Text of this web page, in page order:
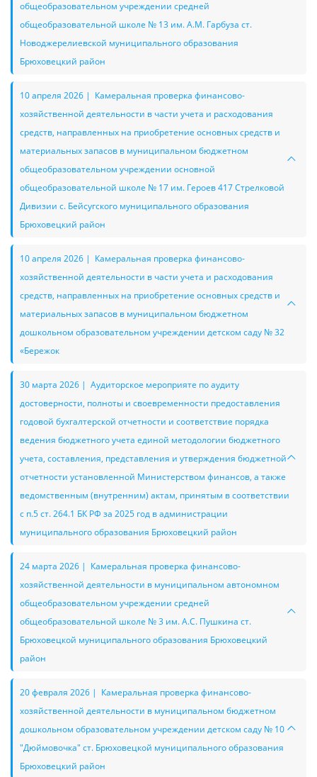
общеобразовательном учреждении средней
общеобразовательной школе № 13 им. А.М. Гарбуза ст.
Новоджерелиевской муниципального образования
Брюховецкий район
10 апреля 2026 | Камеральная проверка финансово-
хозяйственной деятельности в части учета и расходования
средств, направленных на приобретение основных средств и
материальных запасов в муниципальном бюджетном
общеобразовательном учреждении основной
общеобразовательной школе № 17 им. Героев 417 Стрелковой
Дивизии с. Бейсугского муниципального образования
Брюховецкий район
10 апреля 2026 | Камеральная проверка финансово-
хозяйственной деятельности в части учета и расходования
средств, направленных на приобретение основных средств и
материальных запасов в муниципальном бюджетном
дошкольном образовательном учреждении детском саду № 32
«Бережок
30 марта 2026 | Аудиторское мероприяте по аудиту
достоверности, полноты и своевременности предоставления
годовой бухгалтерской отчетности и соответствие порядка
ведения бюджетного учета единой методологии бюджетного
учета, составления, представления и утверждения бюджетной
отчетности установленной Министерством финансов, а также
ведомственным (внутренним) актам, принятым в соответствии
с п.5 ст. 264.1 БК РФ за 2025 год в администрации
муниципального образования Брюховецкий район
24 марта 2026 | Камеральная проверка финансово-
хозяйственной деятельности в муниципальном автономном
общеобразовательном учреждении средней
общеобразовательной школе № 3 им. А.С. Пушкина ст.
Брюховецкой муниципального образования Брюховецкий
район
20 февраля 2026 | Камеральная проверка финансово-
хозяйственной деятельности в муниципальном бюджетном
дошкольном образовательном учреждении детском саду № 10
"Дюймовочка" ст. Брюховецкой муниципального образования
Брюховецкий район